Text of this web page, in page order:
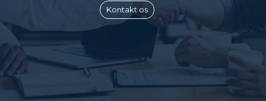
Kontakt os